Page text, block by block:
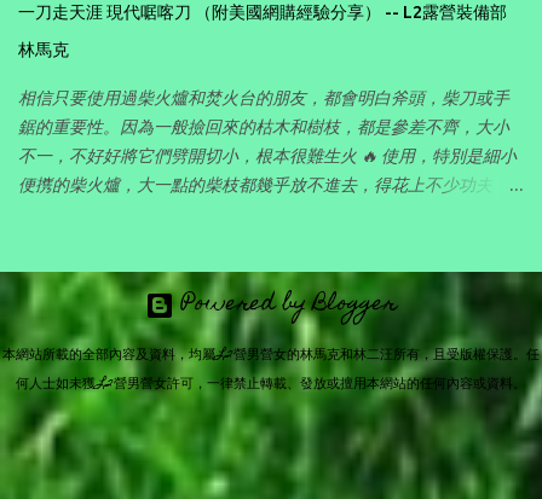
一刀走天涯 現代啹喀刀 （附美國網購經驗分享） -- L2露營裝備部
林馬克
相信只要使用過柴火爐和焚火台的朋友，都會明白斧頭，柴刀或手
鋸的重要性。因為一般撿回來的枯木和樹枝，都是參差不齊，大小
不一，不好好將它們劈開切小，根本很難生火 🔥 使用，特別是細小
便㩗的柴火爐，大一點的柴枝都幾乎放不進去，得花上不少功夫，
功能於一身的工具，既可以清理營地長長的雜草，又可以劈開撿回
來的大大小小的枯木和樹枝，供柴火爐煮食和焚火台之用。要克服
户外長期使用的挑戰，首先需要耐用，足碪折磨，而且因為主要靠
背包背著走山路，重量要平衡，不能太重，否則長途背不動，但亦
不能太輕，否則被揮動破柴時又沒有效果。瞻前顧後，最後終於找
到了一種集多功能於一身的古老設計，就是向前反曲的廓爾喀彎
刀，也就是香港俗稱的「啹喀刀」。 service no.1, futurama.co.za
啹喀刀 (Kukri) 也就是聞名的尼泊爾國刀，每個啹喀兵都會隨身配帶
Powered by Blogger
本網站所載的全部內容及資料，均屬L2營男營女的林馬克和林二汪所有，且受版權保護。任
何人士如未獲L2營男營女許可，一律禁止轉載、發放或擅用本網站的任何內容或資料。